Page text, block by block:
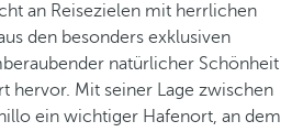
an Reisezielen mit herrlichen
den besonders exklusiven
natürlicher Schönheit
hervor. Mit seiner Lage zwischen
ein wichtiger Hafenort, an dem